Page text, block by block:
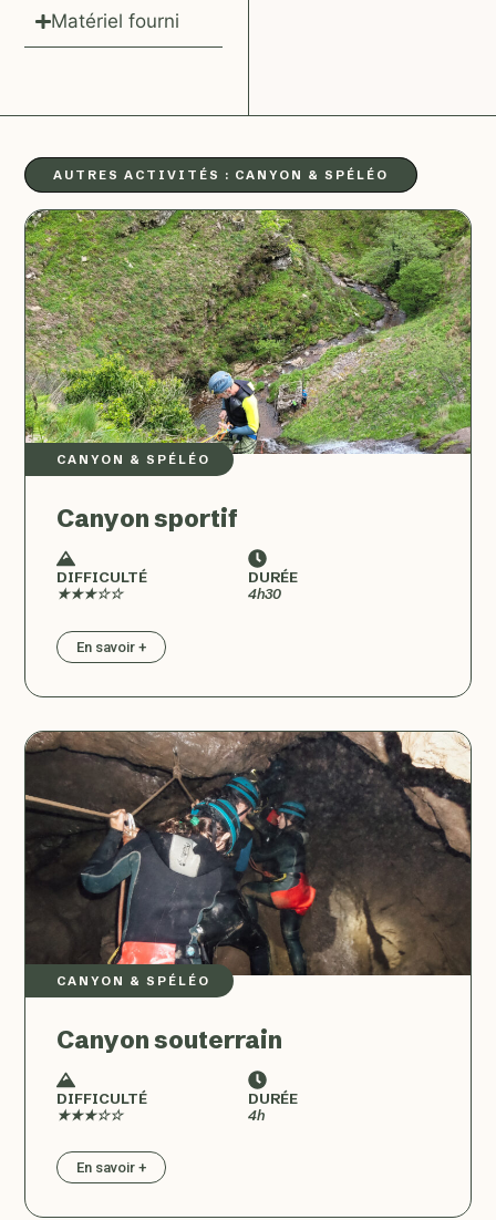
Matériel fourni
AUTRES ACTIVITÉS : CANYON & SPÉLÉO
CANYON & SPÉLÉO
Canyon sportif
DIFFICULTÉ
★★★☆☆
DURÉE
4h30
En savoir +
CANYON & SPÉLÉO
Canyon souterrain
DIFFICULTÉ
★★★☆☆
DURÉE
4h
En savoir +